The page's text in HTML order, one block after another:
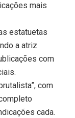
mais
estatuetas
a atriz
com
com
cada.